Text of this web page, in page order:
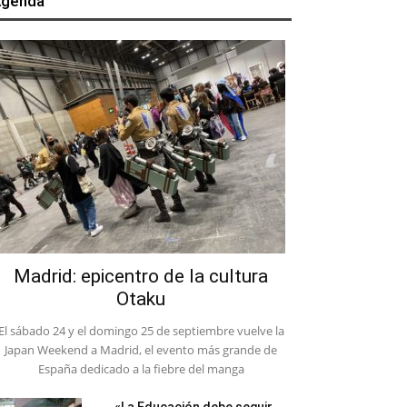
Madrid: epicentro de la cultura
Otaku
sábado 24 y el domingo 25 de septiembre vuelve la
Japan Weekend a Madrid, el evento más grande de
España dedicado a la fiebre del manga